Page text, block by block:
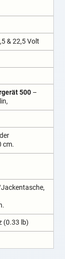
& 22,5 Volt
500 –
cm.
(0.33 lb)